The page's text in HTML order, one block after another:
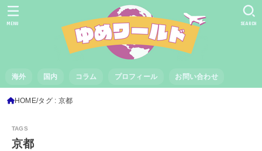
海外 国内 コラム プロフィール お問い合わせ
SEARCH
MENU
HOME タグ : 京都
京都